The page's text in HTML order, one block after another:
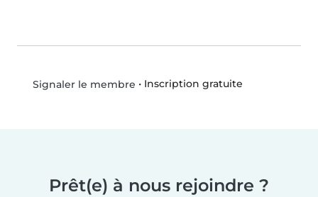
Signaler le membre • Inscription gratuite
Prêt(e) à nous rejoindre ?